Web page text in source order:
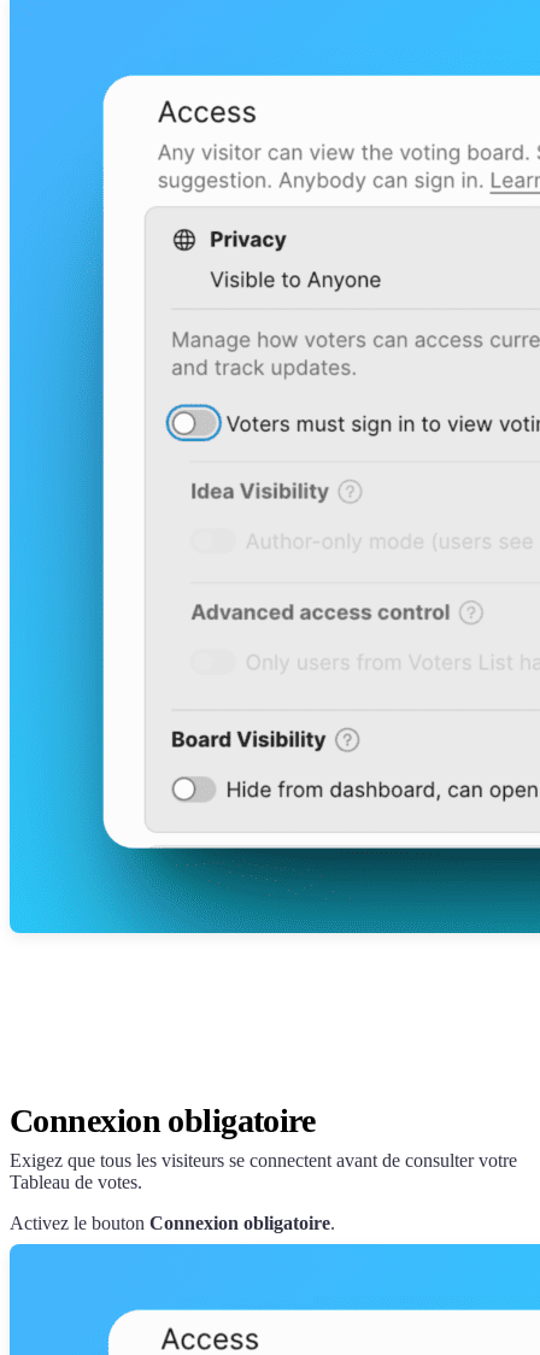
Connexion obligatoire
Exigez que tous les visiteurs se connectent avant de consulter votre
Tableau de votes.
Activez le bouton Connexion obligatoire.